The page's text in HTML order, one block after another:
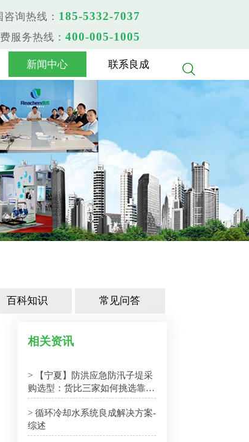
咨询热线： 185-5332-7037
服务热线： 400-005-1005
新闻中心 联系良成 
百科知识 常见问答
相关资讯
> 【宁夏】防洪应急防汛子堤采
购选型：货比三家如何挑选靠谱
厂家
> 循环冷却水系统良成解决方案-
综述